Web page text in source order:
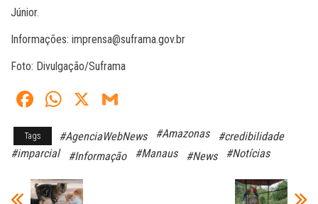
Júnior.
Informações: imprensa@suframa.gov.br
Foto: Divulgação/Suframa
Fa
ce
bo
W
ts
A
pp
X
ail
Tags #AgenciaWebNews #Amazonas
#credibilidade
#imparcial
#Informação #Manaus #News #Notícias